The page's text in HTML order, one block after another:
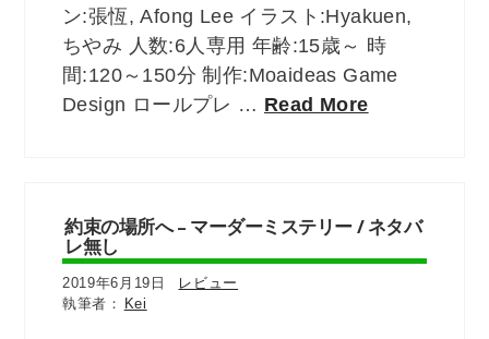
ン:張恆, Afong Lee イラスト:Hyakuen,
ちやみ 人数:6人専用 年齢:15歳～ 時
間:120～150分 制作:Moaideas Game
Design ロールプレ … Read More
約束の場所へ – マーダーミステリー / ネタバ
レ無し
2019年6月19日
レビュー
Kei